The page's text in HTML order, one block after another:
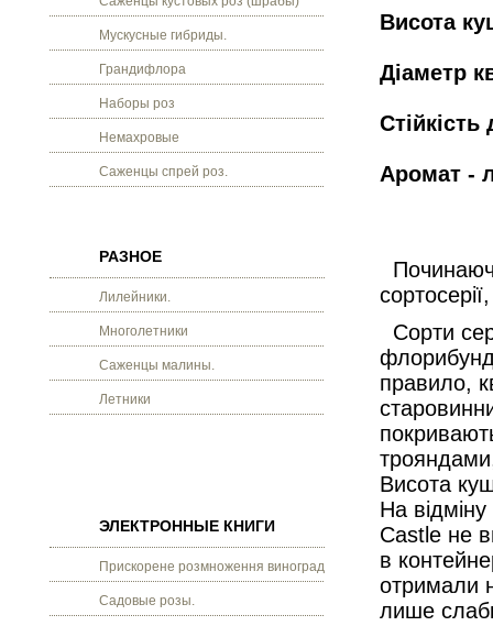
Мускусные гибриды.
Грандифлора
Наборы роз
Немахровые
Саженцы спрей роз.
РАЗНОЕ
Лилейники.
Многолетники
Саженцы малины.
Летники
ЭЛЕКТРОННЫЕ КНИГИ
Прискорене розмноження винограду.
Садовые розы.
Висота
Діаметр
Аромат -
Сорти
правило,
Висота
На
Castle не
в
отримали
лише